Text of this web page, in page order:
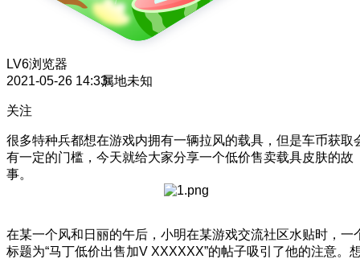
LV6浏览器
2021-05-26 14:33属地未知
关注
很多特种兵都想在游戏内拥有一辆拉风的载具，但是车币获取
有一定的门槛，今天就给大家分享一个低价售卖载具皮肤的故
事。
在某一个风和日丽的午后，小明在某游戏交流社区水贴时，一
标题为“马丁低价出售加V XXXXXX”的帖子吸引了他的注意。